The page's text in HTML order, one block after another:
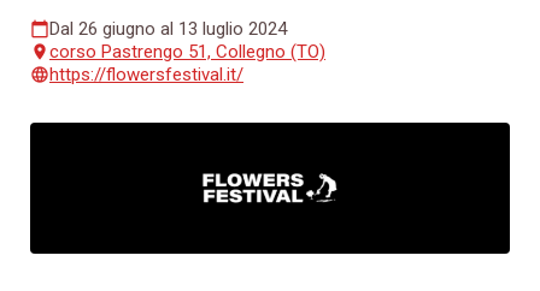
calendar_todayDal 26 giugno al 13 luglio 2024
placecorso Pastrengo 51, Collegno (TO)
languagehttps://flowersfestival.it/